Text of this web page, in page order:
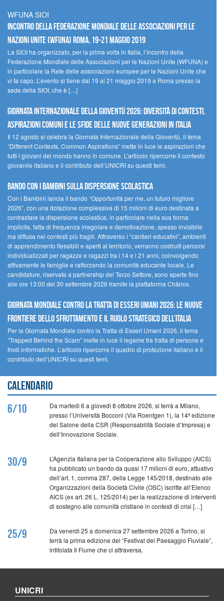
WFUNA SIOI
Incontro della Federazione Mondiale delle Associazioni per le
Nazioni Unite (WFUNA) Roma, 19-21 maggio 2019
La SIOI ha organizzato, per la prima volta in Italia, l’incontro della
Federazione Mondiale delle Associazioni per le Nazioni Unite (WFUNA) e
in particolare la Rete delle associazioni europee per le Nazioni Unite che
vi fa capo. L’evento si tiene dal 19 al 21 maggio 2019 a Roma presso la
sede della SIOI, che è […]
GIORNATA INTERNAZIONALE DELLA GIOVENTÙ 2026: DIVERSITÀ DI CONTESTI,
ASPIRAZIONI COMUNI E LE SFIDE DELLE NUOVE GENERAZIONI IN ITALIA
Il 12 agosto si celebra la Giornata Internazionale della Gioventù, il tema
“Different Contexts, Common Aspirations” mette in luce le aspirazioni che
tutti i giovani del mondo hanno in comune. L’articolo ripercorre il contesto
giovanile italiano e il contributo dell’UNICRI su questi temi.
Bando Con i Bambini sulla dispersione scolastica
Con i Bambini lancia il bando “Opportunità per me, un futuro migliore
2026”, con una dotazione complessiva di 15 milioni di euro destinata a
contrastare la dispersione scolastica, in particolare nella sua forma
implicita, fatta di frequenza irregolare e demotivazione, spesso invisibile
ma diffusa nei contesti più fragili. Attraverso i “cantieri educativi”, ambienti
di apprendimento flessibili e aperti al territorio, verranno costruiti percorsi
individualizzati per ragazze e ragazzi tra i 14 e i 21 anni, coinvolgendo
attivamente le famiglie e rafforzando la comunità educante locale. Le
candidature, riservate a partnership del Terzo Settore, sono aperte fino
alle ore 13:00 del 30 settembre 2026 tramite la piattaforma Chàiros.
GIORNATA MONDIALE CONTRO LA TRATTA DI ESSERI UMANI 2026: LE NUOVE
FRONTIERE DELLO SFRUTTAMENTO E IL RUOLO STRATEGICO DELL’ITALIA
Per la Giornata Mondiale contro la Tratta di Esseri Umani 2026, il tema
“Trapped Behind the Scam” mette in luce il legame tra tratta di persone e
frodi informatiche. L’articolo ripercorre il quadro di protezione italiano e il
contributo dell’UNICRI su questi temi.
Calendario
6/10
Da martedì 6 a giovedì 8 ottobre 2026, si terrà a Milano,
presso l’Università Bocconi (Via Roentgen 1), la 14ª edizione
del Salone della CSR (Responsabilità Sociale d’Impresa) e
dell’Innovazione Sociale.
30/9
L’Agenzia Italiana per la Cooperazione allo Sviluppo (AICS)
ha pubblicato un bando da quasi 17 milioni di euro, attuativo
dell’art. 1, comma 287, della Legge 145/2018, destinato alle
Organizzazioni della Società Civile (OSC) iscritte all’Elenco
AICS (ex art. 26 L. 125/2014) per la realizzazione di interventi
di sostegno alle comunità cristiane in contesti di crisi […]
25/9
Da venerdì 25 a domenica 27 settembre 2026 a Torino, si
terrà la prima edizione del “Festival del Paesaggio Fluviale”,
intitolata Il Fiume che ci attraversa.
UNICRI